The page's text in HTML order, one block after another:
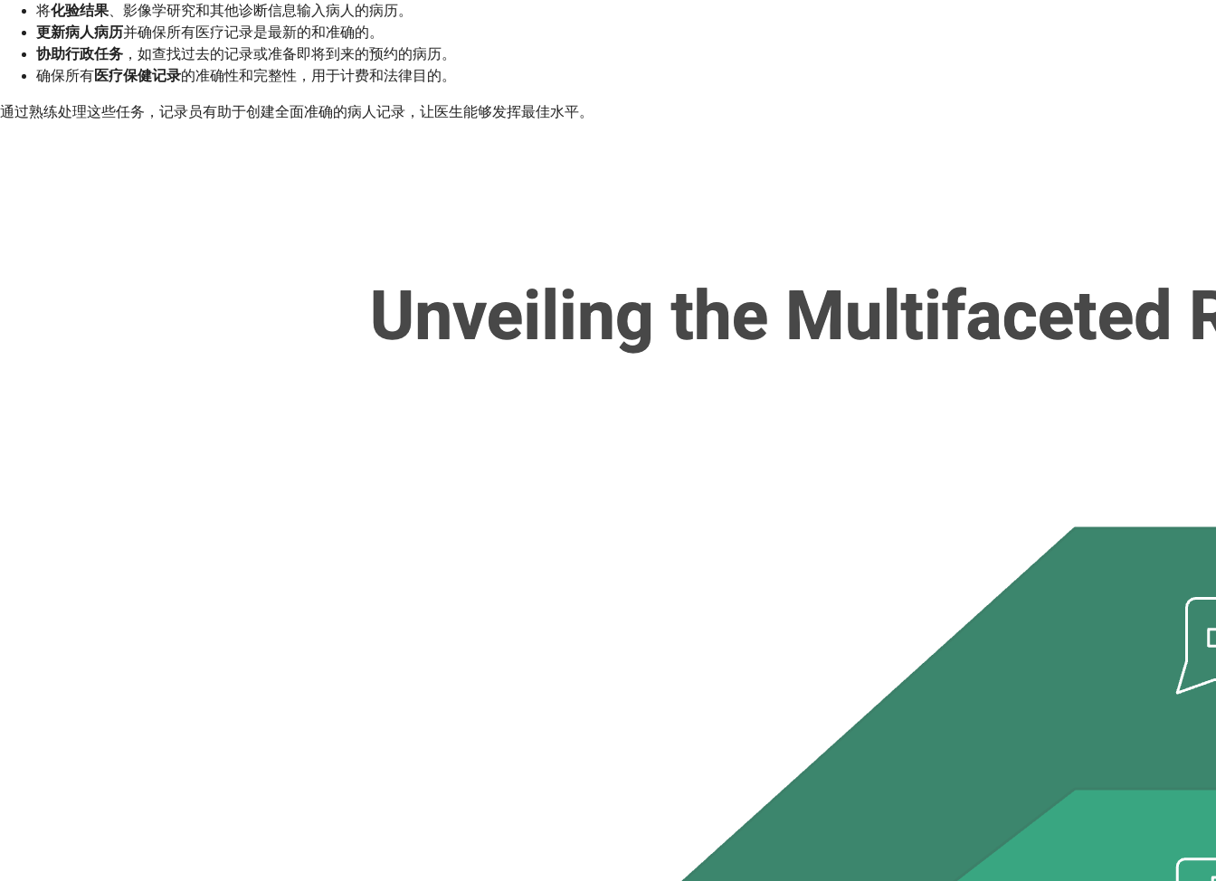
将化验结果 、影像学研究和其他诊断信息输入病人的病历。
更新病人病历并确保所有医疗记录是最新的和准确的。
协助行政任务 ，如查找过去的记录或准备即将到来的预约的病历。
确保所有医疗保健记录的准确性和完整性，用于计费和法律目的。
通过熟练处理这些任务，记录员有助于创建全面准确的病人记录，让医生能够发挥最佳水平。